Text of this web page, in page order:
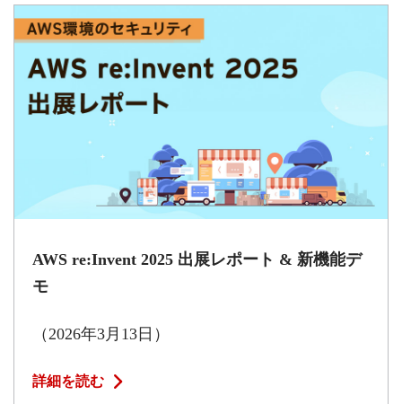
AWS re:Invent 2025 出展レポート & 新機能デ
モ
（2026年3月13日）
詳細を読む